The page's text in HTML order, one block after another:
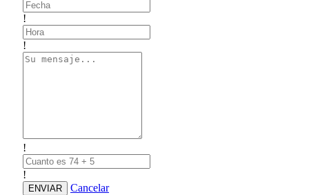
!
!
!
!
ENVIAR Cancelar